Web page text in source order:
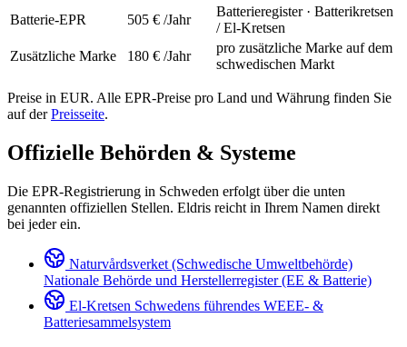
Batterie-EPR
505 € /Jahr
Batterieregister · Batterikretsen
/ El-Kretsen
Zusätzliche Marke
180 € /Jahr
pro zusätzliche Marke auf dem
schwedischen Markt
Preise in EUR. Alle EPR-Preise pro Land und Währung finden Sie
auf derPreisseite.
Offizielle Behörden & Systeme
Die EPR-Registrierung in Schweden erfolgt über die unten
genannten offiziellen Stellen. Eldris reicht in Ihrem Namen direkt
bei jeder ein.
Naturvårdsverket (Schwedische Umweltbehörde)
Nationale Behörde und Herstellerregister (EE & Batterie)
El-Kretsen Schwedens führendes WEEE- &
Batteriesammelsystem